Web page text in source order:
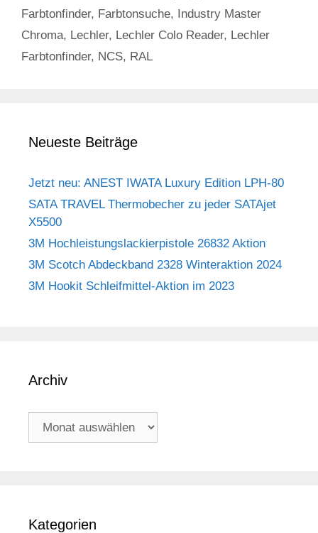
Farbtonfinder, Farbtonsuche, Industry Master
Chroma, Lechler, Lechler Colo Reader, Lechler
Farbtonfinder, NCS, RAL
Neueste Beiträge
Jetzt neu: ANEST IWATA Luxury Edition LPH-80
SATA TRAVEL Thermobecher zu jeder SATAjet
X5500
3M Hochleistungslackierpistole 26832 Aktion
3M Scotch Abdeckband 2328 Winteraktion 2024
3M Hookit Schleifmittel-Aktion im 2023
Archiv
Archiv
Kategorien